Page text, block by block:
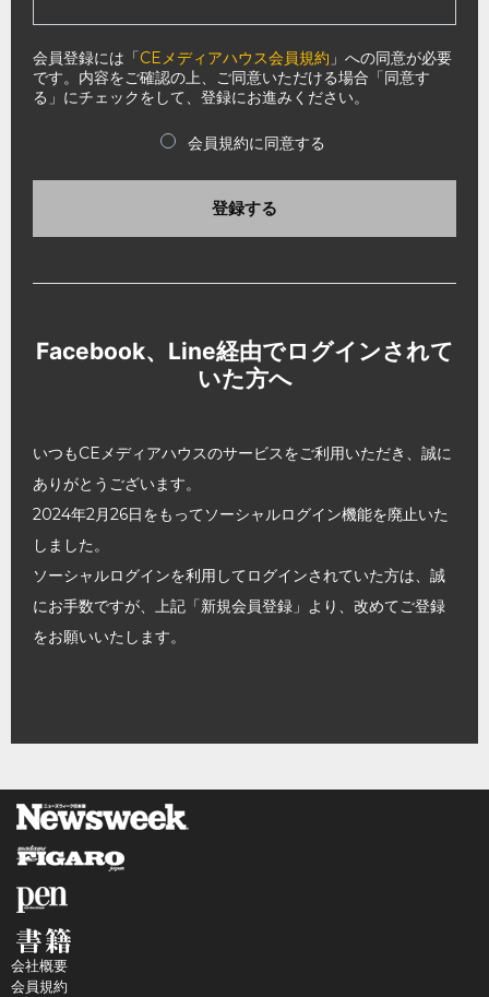
会員登録には「CEメディアハウス会員規約 」への同意が必要
です。内容をご確認の上、ご同意いただける場合「同意す
る」にチェックをして、登録にお進みください。
会員規約に同意する
登録する
Facebook、Line経由でログインされて
いた方へ
いつもCEメディアハウスのサービスをご利用いただき、誠に
ありがとうございます。
2024年2月26日をもってソーシャルログイン機能を廃止いた
しました。
ソーシャルログインを利用してログインされていた方は、誠
にお手数ですが、上記「新規会員登録」より、改めてご登録
をお願いいたします。
会社概要
会員規約